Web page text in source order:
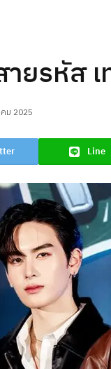
ายรหัส
ม 2025
Line